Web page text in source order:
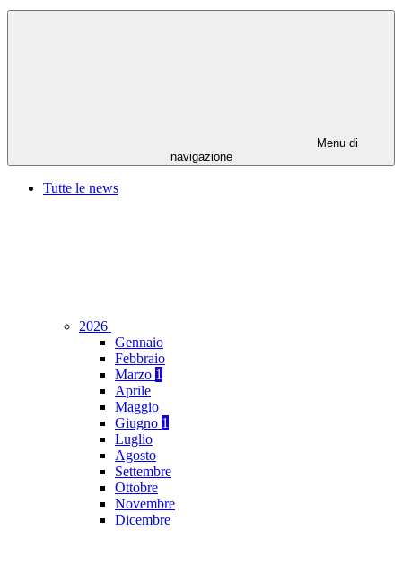
Menu di
navigazione
Tutte le news
2026
Gennaio
Febbraio
Marzo 1
Aprile
Maggio
Giugno 1
Luglio
Agosto
Settembre
Ottobre
Novembre
Dicembre